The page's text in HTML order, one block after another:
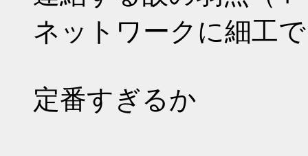
ネットワークに細工
定番すぎるか